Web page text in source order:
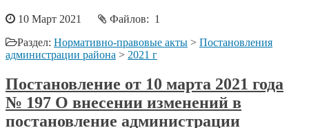
10 Март 2021
Файлов: 1
Раздел: Нормативно-правовые акты > Постановления
администрации района > 2021 г
Постановление от 10 марта 2021 года
№ 197 О внесении изменений в
постановление администрации